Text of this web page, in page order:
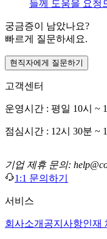
들께 도움을 요청
궁금증이 남았나요?
빠르게 질문하세요.
현직자에게 질문하기
고객센터
운영시간 : 평일 10시 ~
점심시간 : 12시 30분 ~
기업 제휴 문의:
1:1 문의하기
서비스
회사소개 공지사항인재